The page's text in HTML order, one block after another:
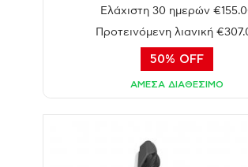
Ελάχιστη 30 ημερών
Προτεινόμενη λιανική
50% OFF
ΑΜΕΣΑ ΔΙΑΘΕΣΙΜΟ